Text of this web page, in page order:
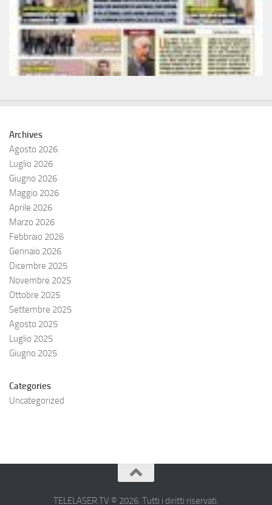
Archives
Agosto 2026
Luglio 2026
Giugno 2026
Maggio 2026
Aprile 2026
Marzo 2026
Febbraio 2026
Gennaio 2026
Dicembre 2025
Novembre 2025
Ottobre 2025
Settembre 2025
Agosto 2025
Luglio 2025
Giugno 2025
Categories
Uncategorized
TELELASER.TV © 2026. Tutti i diritti riservati.